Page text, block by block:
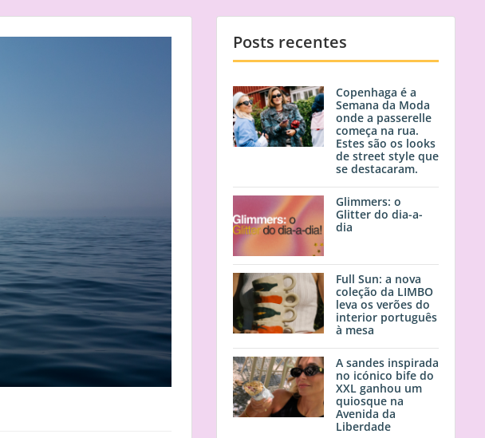
Posts recentes
Copenhaga é a
Semana da Moda
onde a passerelle
começa na rua.
Estes são os looks
de street style que
se destacaram.
Glimmers: o
Glitter do dia-a-
dia
Full Sun: a nova
coleção da LIMBO
leva os verões do
interior português
à mesa
A sandes inspirada
no icónico bife do
XXL ganhou um
quiosque na
Avenida da
Liberdade